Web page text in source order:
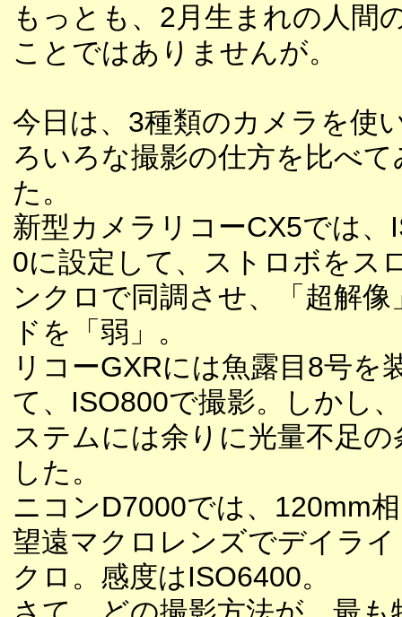
もっとも、2月生まれの人間
ことではありませんが。
今日は、3種類のカメラを使
ろいろな撮影の仕方を比べ
た。
新型カメラリコーCX5では、
0に設定して、ストロボをス
ンクロで同調させ、「超解像
ドを「弱」。
リコーGXRには魚露目8号を
て、ISO800で撮影。しかし
ステムには余りに光量不足の
した。
ニコンD7000では、120mm
望遠マクロレンズでデイラ
クロ。感度はISO6400。